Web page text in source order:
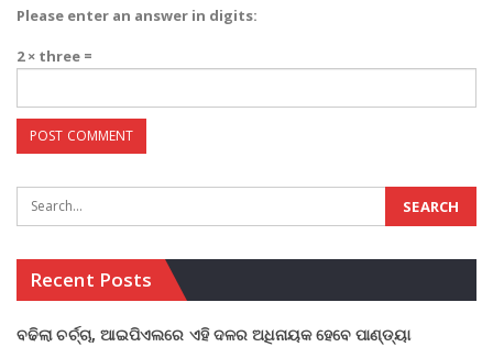
Please enter an answer in digits:
2 × three =
Recent Posts
ବଢିଲା ଚର୍ଚ୍ଚା, ଆଇପିଏଲରେ ଏହି ଦଳର ଅଧିନାୟକ ହେବେ ପାଣ୍ଡ୍ୟା